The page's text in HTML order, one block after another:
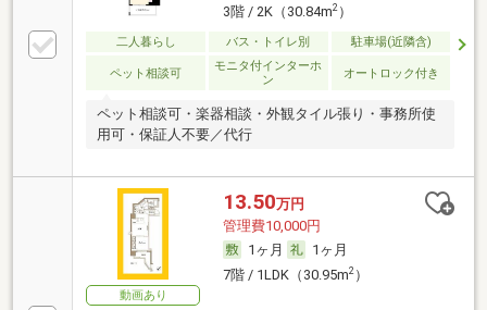
3階 / 2K（30.84m2）
二人暮らし バス・トイレ別 駐車場(近隣含)
ペット相談可
モニタ付インターホ
ン
オートロック付き
ペット相談可・楽器相談・外観タイル張り・事務所使
用可・保証人不要／代行
動画あり
13.50万円
管理費10,000円
1ヶ月
1ヶ月
7階 / 1LDK（30.95m2）